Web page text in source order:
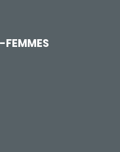
FEMMES